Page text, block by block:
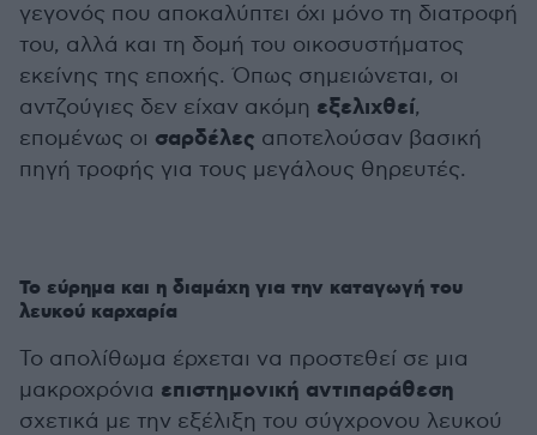
γεγονός που αποκαλύπτει όχι μόνο τη διατροφή
του, αλλά και τη δομή του οικοσυστήματος
εκείνης της εποχής. Όπως σημειώνεται, οι
αντζούγιες δεν είχαν ακόμη εξελιχθεί,
επομένως οι σαρδέλες αποτελούσαν βασική
πηγή τροφής για τους μεγάλους θηρευτές.
Το εύρημα και η διαμάχη για την καταγωγή του
λευκού καρχαρία
Το απολίθωμα έρχεται να προστεθεί σε μια
μακροχρόνια επιστημονική αντιπαράθεση
σχετικά με την εξέλιξη του σύγχρονου λευκού